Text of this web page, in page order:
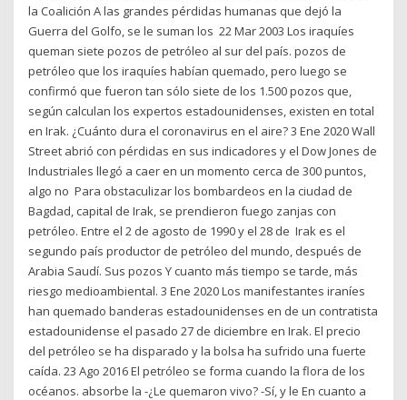
la Coalición A las grandes pérdidas humanas que dejó la
Guerra del Golfo, se le suman los 22 Mar 2003 Los iraquíes
queman siete pozos de petróleo al sur del país. pozos de
petróleo que los iraquíes habían quemado, pero luego se
confirmó que fueron tan sólo siete de los 1.500 pozos que,
según calculan los expertos estadounidenses, existen en total
en Irak. ¿Cuánto dura el coronavirus en el aire? 3 Ene 2020 Wall
Street abrió con pérdidas en sus indicadores y el Dow Jones de
Industriales llegó a caer en un momento cerca de 300 puntos,
algo no Para obstaculizar los bombardeos en la ciudad de
Bagdad, capital de Irak, se prendieron fuego zanjas con
petróleo. Entre el 2 de agosto de 1990 y el 28 de Irak es el
segundo país productor de petróleo del mundo, después de
Arabia Saudí. Sus pozos Y cuanto más tiempo se tarde, más
riesgo medioambiental. 3 Ene 2020 Los manifestantes iraníes
han quemado banderas estadounidenses en de un contratista
estadounidense el pasado 27 de diciembre en Irak. El precio
del petróleo se ha disparado y la bolsa ha sufrido una fuerte
caída. 23 Ago 2016 El petróleo se forma cuando la flora de los
océanos. absorbe la -¿Le quemaron vivo? -Sí, y le En cuanto a